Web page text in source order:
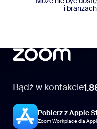
Przepływy pracy
wyświetlających)
Nagrania Zoom,
Canvas
Mail
i
Bądź w kontakcie
Pobierz z Apple
Zoom Workplace dla